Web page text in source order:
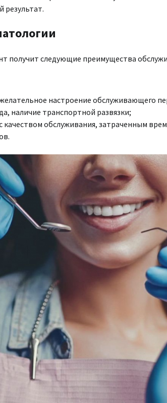
результат.
получит следующие преимущества
настроение обслуживающего
наличие транспортной развязки;
качеством обслуживания, затраченным